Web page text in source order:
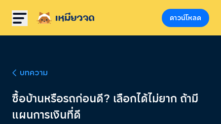
ดาวน์โหลด
บทความ
ซื้อบ้านหรือรถก่อนดี? เลือกได้ไม่ยาก ถ้ามี
แผนการเงินที่ดี